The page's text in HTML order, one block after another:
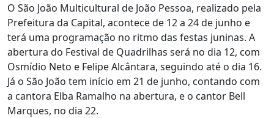
O São João Multicultural de João Pessoa, realizado pela
Prefeitura da Capital, acontece de 12 a 24 de junho e
terá uma programação no ritmo das festas juninas. A
abertura do Festival de Quadrilhas será no dia 12, com
Osmídio Neto e Felipe Alcântara, seguindo até o dia 16.
Já o São João tem início em 21 de junho, contando com
a cantora Elba Ramalho na abertura, e o cantor Bell
Marques, no dia 22.